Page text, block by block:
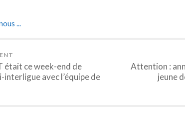
...
était ce week-end de
interligue avec l’équipe de
Attention :
jeune